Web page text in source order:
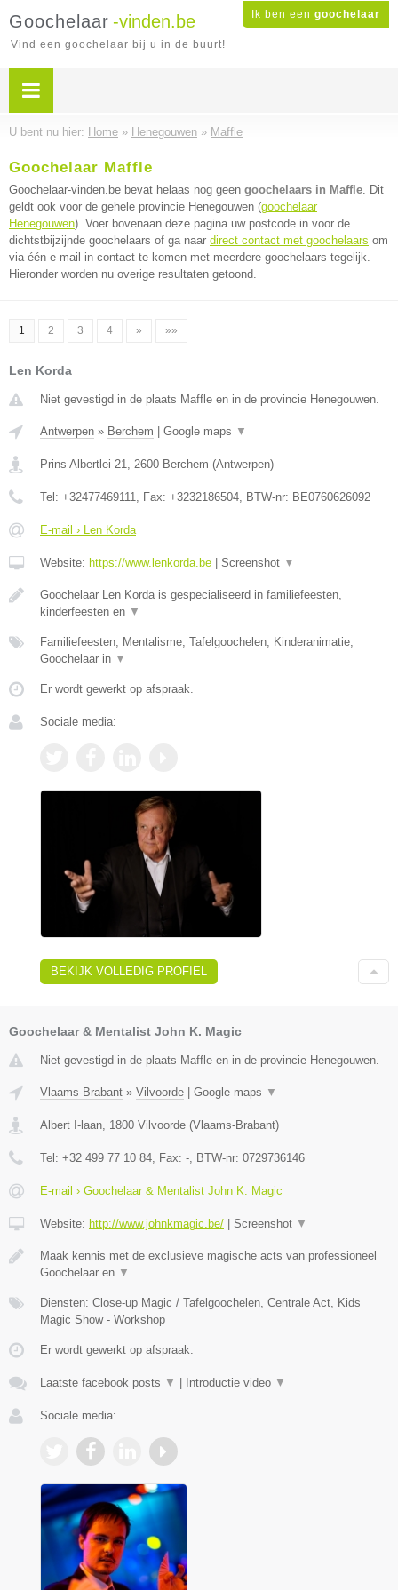
Ik ben een goochelaar
Goochelaar -vinden.be
Vind een goochelaar bij u in de buurt!
U bent nu hier: Home » Henegouwen » Maffle
Goochelaar Maffle
Goochelaar-vinden.be bevat helaas nog geen goochelaars in Maffle. Dit
geldt ook voor de gehele provincie Henegouwen (goochelaar
Henegouwen). Voer bovenaan deze pagina uw postcode in voor de
dichtstbijzijnde goochelaars of ga naar direct contact met goochelaars om
via één e-mail in contact te komen met meerdere goochelaars tegelijk.
Hieronder worden nu overige resultaten getoond.
1 2 3 4 » »»
Len Korda
Niet gevestigd in de plaats Maffle en in de provincie Henegouwen.
Antwerpen » Berchem Google maps ▼
Prins Albertlei 21, 2600 Berchem (Antwerpen)
Tel: +32477469111, Fax: +3232186504, BTW-nr: BE0760626092
E-mail › Len Korda
Website: https://www.lenkorda.be Screenshot ▼
Goochelaar Len Korda is gespecialiseerd in familiefeesten,
kinderfeesten en ▼
Familiefeesten, Mentalisme, Tafelgoochelen, Kinderanimatie,
Goochelaar in ▼
Er wordt gewerkt op afspraak.
Sociale media:
BEKIJK VOLLEDIG PROFIEL
Goochelaar & Mentalist John K. Magic
Niet gevestigd in de plaats Maffle en in de provincie Henegouwen.
Vlaams-Brabant » Vilvoorde | Google maps ▼
Albert I-laan 1800 Vilvoorde (Vlaams-Brabant)
Tel: +32 499 77 10 84 , Fax: - , BTW-nr: 0729736146
E-mail › Goochelaar & Mentalist John K. Magic
Website: http://www.johnkmagic.be/ | Screenshot ▼
Maak kennis met de exclusieve magische acts van professioneel
Goochelaar en ▼
Diensten: Close-up Magic / Tafelgoochelen, Centrale Act, Kids
Magic Show - Workshop
Er wordt gewerkt op afspraak.
Laatste facebook posts ▼ | Introductie video ▼
Sociale media: